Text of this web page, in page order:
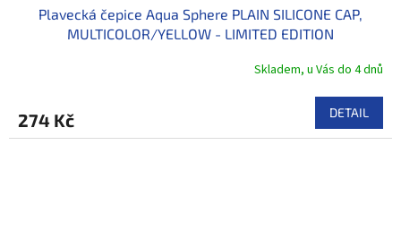
Plavecká čepice Aqua Sphere PLAIN SILICONE CAP,
MULTICOLOR/YELLOW - LIMITED EDITION
Skladem, u Vás do 4 dnů
274 Kč DETAIL